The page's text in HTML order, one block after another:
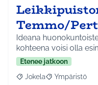
Temmo/
Ideana
kohteena voisi olla
Etenee jatkoon
Rajaa tulokset aihepiirin
Jokela Rajaa tulokset
Ympäristö